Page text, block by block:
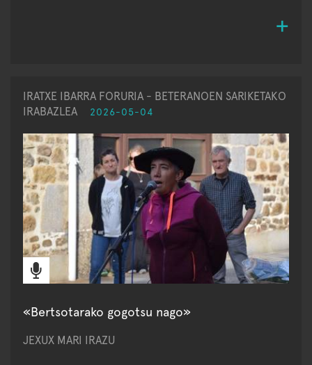
IRATXE IBARRA FORURIA - BETERANOEN SARIKETAKO
IRABAZLEA
2026-05-04
«Bertsotarako gogotsu nago»
JEXUX MARI IRAZU